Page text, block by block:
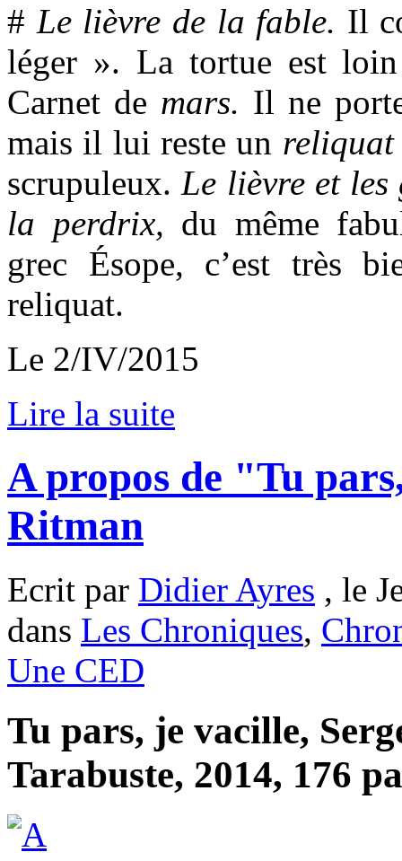
# Le lièvre de la fable. Il
léger ». La tortue est
Carnet de mars. Il ne
mais il lui reste un
scrupuleux.Le lièvre et
la perdrix, du même
grec Ésope, c’est très
reliquat.
Le 2/IV/2015
Lire la suite
A propos de "Tu
Ritman
Ecrit par Didier Ayres , le
dans Les Chroniques,
Une CED
Tu pars, je vacille,
Tarabuste, 2014, 176